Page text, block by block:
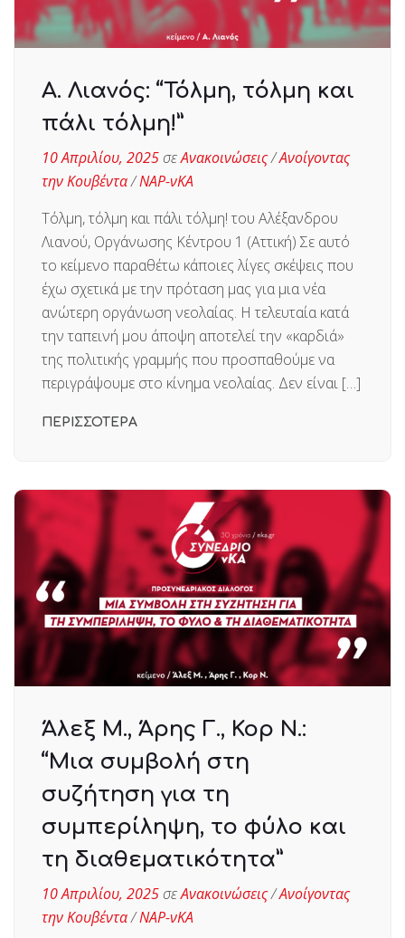
Α. Λιανός: “Τόλμη, τόλμη και
πάλι τόλμη!”
10 Απριλίου, 2025σεΑνακοινώσεις/Ανοίγοντας
την Κουβέντα/ΝΑΡ-νΚΑ
Τόλμη, τόλμη και πάλι τόλμη! του Αλέξανδρου
Λιανού, Οργάνωσης Κέντρου 1 (Αττική) Σε αυτό
το κείμενο παραθέτω κάποιες λίγες σκέψεις που
έχω σχετικά με την πρόταση μας για μια νέα
ανώτερη οργάνωση νεολαίας. Η τελευταία κατά
την ταπεινή μου άποψη αποτελεί την «καρδιά»
της πολιτικής γραμμής που προσπαθούμε να
περιγράψουμε στο κίνημα νεολαίας. Δεν είναι […]
ΠΕΡΙΣΣΟΤΕΡΑ
Άλεξ Μ., Άρης Γ., Κορ Ν.:
“Μια συμβολή στη
συζήτηση για τη
συμπερίληψη, το φύλο και
τη διαθεματικότητα”
10 Απριλίου, 2025σεΑνακοινώσεις/Ανοίγοντας
την Κουβέντα/ΝΑΡ-νΚΑ